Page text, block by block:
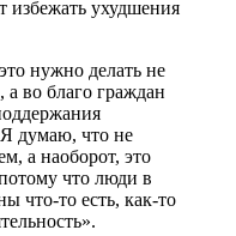
избежать ухудшения
нужно делать не
а во благо граждан
думаю, что не
а наоборот, это
что люди в
что-то есть, как-то